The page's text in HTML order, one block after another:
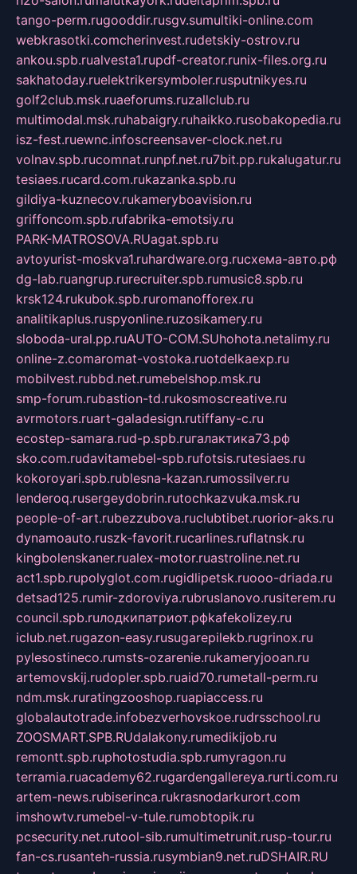
tango-perm.rugooddir.rusgv.sumultiki-online.com
webkrasotki.comcherinvest.rudetskiy-ostrov.ru
ankou.spb.rualvesta1.rupdf-creator.runix-files.org.ru
sakhatoday.ruelektrikersymboler.rusputnikyes.ru
golf2club.msk.ruaeforums.ruzallclub.ru
multimodal.msk.ruhabaigry.ruhaikko.rusobakopedia.ru
isz-fest.ruewnc.infoscreensaver-clock.net.ru
volnav.spb.rucomnat.runpf.net.ru7bit.pp.rukalugatur.ru
tesiaes.rucard.com.rukazanka.spb.ru
gildiya-kuznecov.rukameryboavision.ru
griffoncom.spb.rufabrika-emotsiy.ru
PARK-MATROSOVA.RUagat.spb.ru
avtoyurist-moskva1.ruhardware.org.ruсхема-авто.рф
dg-lab.ruangrup.rurecruiter.spb.rumusic8.spb.ru
krsk124.rukubok.spb.ruromanofforex.ru
analitikaplus.ruspyonline.ruzosikamery.ru
sloboda-ural.pp.ruAUTO-COM.SUhohota.netalimy.ru
online-z.comaromat-vostoka.ruotdelkaexp.ru
mobilvest.rubbd.net.rumebelshop.msk.ru
smp-forum.rubastion-td.rukosmoscreative.ru
avrmotors.ruart-galadesign.rutiffany-c.ru
ecostep-samara.rud-p.spb.ruгалактика73.рф
sko.com.rudavitamebel-spb.rufotsis.rutesiaes.ru
kokoroyari.spb.rublesna-kazan.rumossilver.ru
lenderoq.rusergeydobrin.rutochkazvuka.msk.ru
people-of-art.rubezzubova.ruclubtibet.ruorior-aks.ru
dynamoauto.ruszk-favorit.rucarlines.ruflatnsk.ru
kingbolenskaner.rualex-motor.ruastroline.net.ru
act1.spb.rupolyglot.com.rugidlipetsk.ruooo-driada.ru
detsad125.rumir-zdoroviya.rubruslanovo.rusiterem.ru
council.spb.ruлодкипатриот.рфkafekolizey.ru
iclub.net.rugazon-easy.rusugarepilekb.rugrinox.ru
pylesostineco.rumsts-ozarenie.rukameryjooan.ru
artemovskij.rudopler.spb.ruaid70.rumetall-perm.ru
ndm.msk.ruratingzooshop.ruapiaccess.ru
globalautotrade.infobezverhovskoe.rudrsschool.ru
ZOOSMART.SPB.RUdalakony.rumedikijob.ru
remontt.spb.ruphotostudia.spb.rumyragon.ru
terramia.ruacademy62.rugardengallereya.rurti.com.ru
artem-news.rubiserinca.rukrasnodarkurort.com
imshowtv.rumebel-v-tule.rumobtopik.ru
pcsecurity.net.rutool-sib.rumultimetrunit.rusp-tour.ru
fan-cs.rusanteh-russia.rusymbian9.net.ruDSHAIR.RU